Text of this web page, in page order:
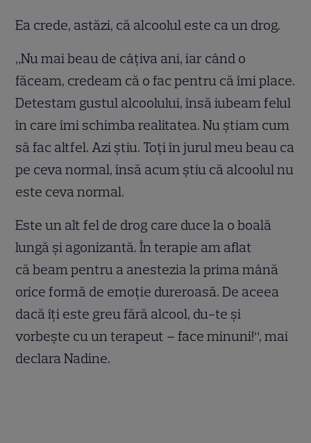
Ea crede, astăzi, că alcoolul este ca un drog.
„Nu mai beau de câțiva ani, iar când o
făceam, credeam că o fac pentru că îmi place.
Detestam gustul alcoolului, însă iubeam felul
în care îmi schimba realitatea. Nu știam cum
să fac altfel. Azi știu. Toți în jurul meu beau ca
pe ceva normal, însă acum știu că alcoolul nu
este ceva normal.
Este un alt fel de drog care duce la o boală
lungă și agonizantă. În terapie am aflat
că beam pentru a anestezia la prima mână
orice formă de emoție dureroasă. De aceea
dacă îți este greu fără alcool, du-te și
vorbește cu un terapeut – face minuni!“, mai
declara Nadine.